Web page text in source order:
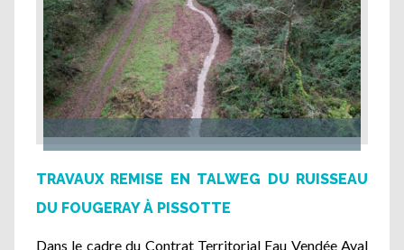
TRAVAUX REMISE EN TALWEG DU RUISSEAU
DU FOUGERAY À PISSOTTE
Dans le cadre du Contrat Territorial Eau Vendée Aval